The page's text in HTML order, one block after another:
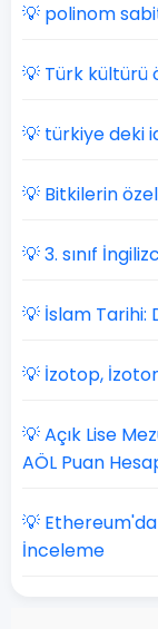
💡 polinom
💡 Türk kültürü
💡 türkiye deki
💡 Bitkilerin
💡 3. sınıf
💡 İslam
💡 İzotop,
💡 Açık Lise
AÖL Puan
💡 Ethereum'da
İnceleme